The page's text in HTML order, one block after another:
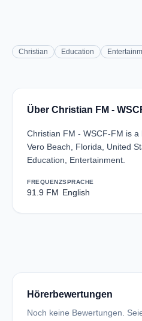
Christian Education
Über Christian FM -
Christian FM - WSCF-FM is
Vero Beach, Florida, United
Education, Entertainment.
FREQUENZ
91.9 FM
SPRACHE
English
Hörerbewertungen
Noch keine Bewertungen.